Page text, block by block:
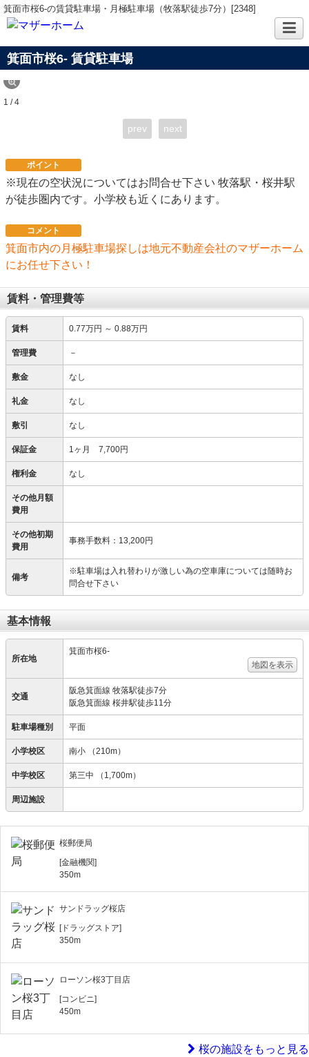
箕面市桜6-の賃貸駐車場・月極駐車場（牧落駅徒歩7分）[2348]
箕面市桜6- 賃貸駐車場
1 / 4
prev next
ポイント
※現在の空状況についてはお問合せ下さい 牧落駅・桜井駅
が徒歩圏内です。小学校も近くにあります。
コメント
箕面市内の月極駐車場探しは地元不動産会社のマザーホーム
にお任せ下さい！
賃料・管理費等
賃料 0.77万円 ～ 0.88万円
管理費 －
敷金 なし
礼金 なし
敷引 なし
保証金 1ヶ月 7,700円
権利金 なし
その他月額
費用
その他初期
費用
事務手数料 ： 13,200円
備考
※駐車場は入れ替わりが激しい為の空車庫については随時お
問合せ下さい
基本情報
所在地
箕面市桜6-
地図を表示
交通
阪急箕面線 牧落駅徒歩7分
阪急箕面線 桜井駅徒歩11分
駐車場種別 平面
小学校区 南小 （210m）
中学校区 第三中 （1,700m）
周辺施設
桜郵便局
[金融機関]
350m
サンドラッグ桜店
[ドラッグストア]
350m
ローソン桜3丁目店
[コンビニ]
450m
桜の施設をもっと見る